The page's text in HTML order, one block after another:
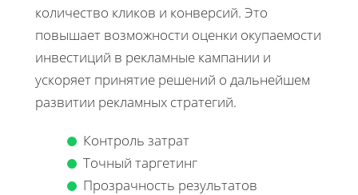
количество кликов и конверсий. Это
повышает возможности оценки окупаемости
инвестиций в рекламные кампании и
ускоряет принятие решений о дальнейшем
развитии рекламных стратегий.
Контроль затрат
Точный таргетинг
Прозрачность результатов